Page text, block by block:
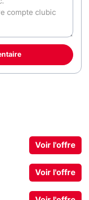
Voir l'offre
Voir l'offre